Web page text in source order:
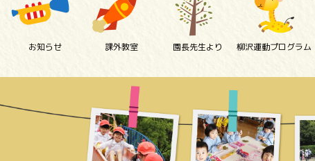
お知らせ 課外教室 園長先生より 柳沢運動プログラム